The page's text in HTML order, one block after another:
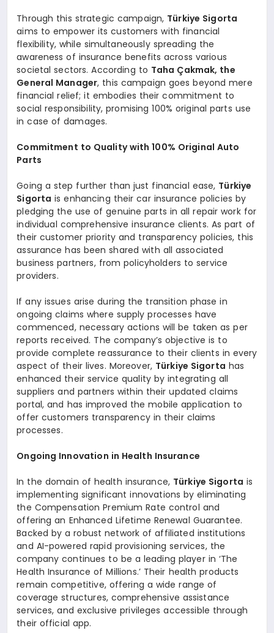
Through this strategic campaign, Türkiye Sigorta
aims to empower its customers with financial
flexibility, while simultaneously spreading the
awareness of insurance benefits across various
societal sectors. According to Taha Çakmak, the
General Manager, this campaign goes beyond mere
financial relief; it embodies their commitment to
social responsibility, promising 100% original parts use
in case of damages.
Commitment to Quality with 100% Original Auto
Parts
Going a step further than just financial ease, Türkiye
Sigorta is enhancing their car insurance policies by
pledging the use of genuine parts in all repair work for
individual comprehensive insurance clients. As part of
their customer priority and transparency policies, this
assurance has been shared with all associated
business partners, from policyholders to service
providers.
If any issues arise during the transition phase in
ongoing claims where supply processes have
commenced, necessary actions will be taken as per
reports received. The company’s objective is to
provide complete reassurance to their clients in every
aspect of their lives. Moreover, Türkiye Sigorta has
enhanced their service quality by integrating all
suppliers and partners within their updated claims
portal, and has improved the mobile application to
offer customers transparency in their claims
processes.
Ongoing Innovation in Health Insurance
In the domain of health insurance, Türkiye Sigorta is
implementing significant innovations by eliminating
the Compensation Premium Rate control and
offering an Enhanced Lifetime Renewal Guarantee.
Backed by a robust network of affiliated institutions
and AI-powered rapid provisioning services, the
company continues to be a leading player in ‘The
Health Insurance of Millions.’ Their health products
remain competitive, offering a wide range of
coverage structures, comprehensive assistance
services, and exclusive privileges accessible through
their official app.